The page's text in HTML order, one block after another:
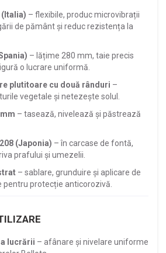
– flexibile, produc microvibrații
de pământ și reduc rezistența la
– lățime 280 mm, taie precis
o lucrare uniformă.
plutitoare cu două rânduri –
vegetale și netezește solul.
– tasează, nivelează și păstrează
(Japonia) – în carcase de fontă,
prafului și umezelii.
– sablare, grunduire și aplicare de
pentru protecție anticorozivă.
lucrării – afânare și nivelare uniforme